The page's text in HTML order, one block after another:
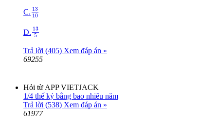
C. 13
10
13
D.
13
5
13
Trả lời (405) Xem đáp án »
69255
Hỏi từ APP VIETJACK
1/4 thế kỷ bằng bao nhiêu năm
Trả lời (538) Xem đáp án »
61977